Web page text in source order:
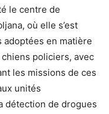
le centre de
où elle s’est
adoptées en matière
policiers, avec
les missions de ces
unités
détection de drogues